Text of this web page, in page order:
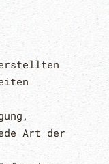
Art der